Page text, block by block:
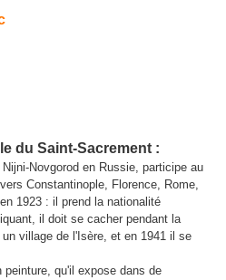
du Saint-Sacrement :
Novgorod en Russie, participe au
Constantinople, Florence, Rome,
1923 : il prend la nationalité
il doit se cacher pendant la
village de l'Isère, et en 1941 il se
qu'il expose dans de